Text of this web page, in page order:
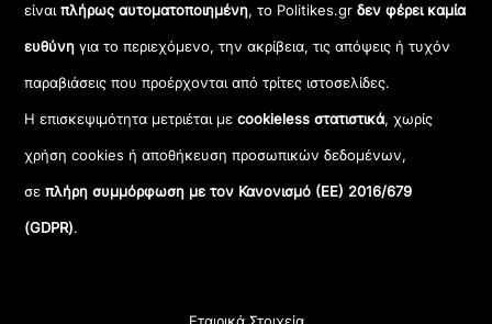
είναιπλήρως αυτοματοποιημένη, το Politikes.grδεν φέρει καμία
ευθύνη για το περιεχόμενο, την ακρίβεια, τις απόψεις ή τυχόν
παραβιάσεις που προέρχονται από τρίτες ιστοσελίδες.
Η επισκεψιμότητα μετριέται μεcookieless στατιστικά, χωρίς
χρήση cookies ή αποθήκευση προσωπικών δεδομένων,
σεπλήρη συμμόρφωση με τον Κανονισμό (ΕΕ) 2016/679
(GDPR).
Εταιρικά Στοιχεία